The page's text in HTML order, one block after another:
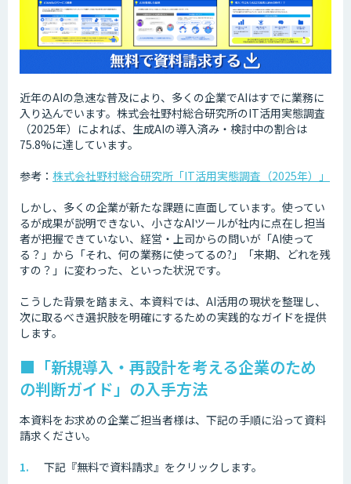
近年のAIの急速な普及により、多くの企業でAIはすでに業務に
入り込んでいます。株式会社野村総合研究所のIT活用実態調査
（2025年）によれば、生成AIの導入済み・検討中の割合は
75.8%に達しています。
参考： 株式会社野村総合研究所「IT活用実態調査（2025年）」
しかし、多くの企業が新たな課題に直面しています。使ってい
るが成果が説明できない、小さなAIツールが社内に点在し担当
者が把握できていない、経営・上司からの問いが「AI使って
る？」から「それ、何の業務に使ってるの?」「来期、どれを残
すの？」に変わった、といった状況です。
こうした背景を踏まえ、本資料では、AI活用の現状を整理し、
次に取るべき選択肢を明確にするための実践的なガイドを提供
します。
■「新規導入・再設計を考える企業のため
の判断ガイド」の入手方法
本資料をお求めの企業ご担当者様は、下記の手順に沿って資料
請求ください。
下記『無料で資料請求』をクリックします。